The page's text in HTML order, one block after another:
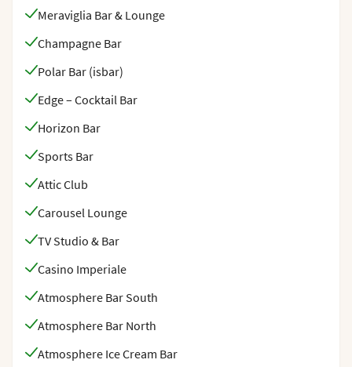
Meraviglia Bar & Lounge
Champagne Bar
Polar Bar (isbar)
Edge – Cocktail Bar
Horizon Bar
Sports Bar
Attic Club
Carousel Lounge
TV Studio & Bar
Casino Imperiale
Atmosphere Bar South
Atmosphere Bar North
Atmosphere Ice Cream Bar